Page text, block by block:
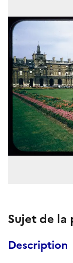
Sujet de
Description